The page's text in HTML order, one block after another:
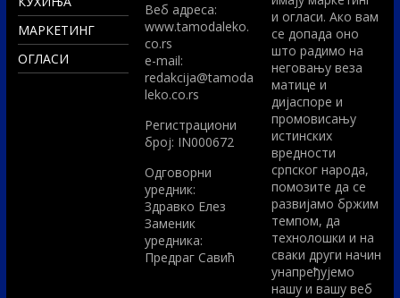
МАРКЕТИНГ
ОГЛАСИ
Вeб адреса:
www.tamodaleko.
co.rs
e-mail:
redakcija@tamoda
leko.co.rs
Регистрациони
број: IN000672
Одговорни
уредник:
Здравко Елез
Заменик
уредника:
Предраг Савић
и огласи. Ако вам
се допада оно
што радимо на
неговању веза
матице и
дијаспоре и
промовисању
истинских
вредности
српског народа,
помозите да се
развијамо бржим
темпом, да
технолошки и на
сваки други начин
унапређујемо
нашу и вашу веб